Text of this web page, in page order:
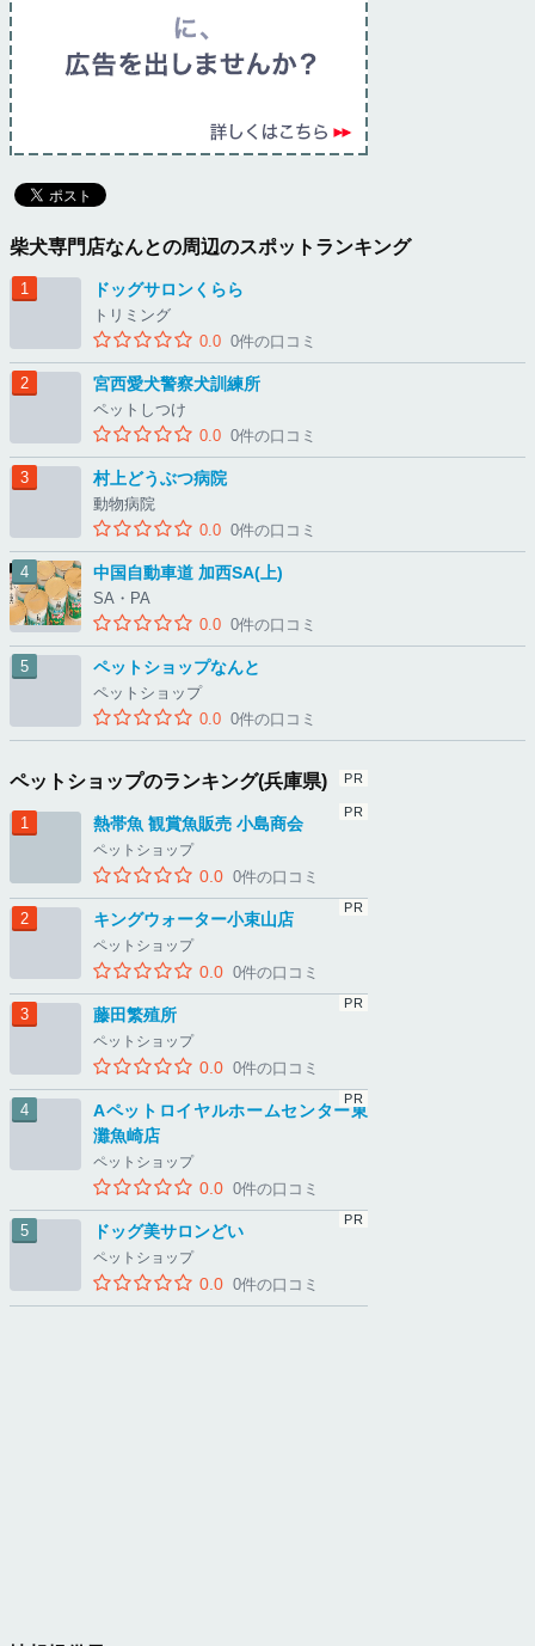
柴犬専門店なんとの周辺のスポットランキング
ドッグサロンくらら
トリミング
0.0 0件の口コミ
宮西愛犬警察犬訓練所
ペットしつけ
0.0 0件の口コミ
村上どうぶつ病院
動物病院
0.0 0件の口コミ
中国自動車道 加西SA(上)
SA・PA
0.0 0件の口コミ
ペットショップなんと
ペットショップ
0.0 0件の口コミ
ペットショップのランキング(兵庫県)
熱帯魚 観賞魚販売 小島商会
ペットショップ
0.0 0件の口コミ
キングウォーター小束山店
ペットショップ
0.0 0件の口コミ
藤田繁殖所
ペットショップ
0.0 0件の口コミ
Aペットロイヤルホームセンター東
灘魚崎店
ペットショップ
0.0 0件の口コミ
ドッグ美サロンどい
ペットショップ
0.0 0件の口コミ